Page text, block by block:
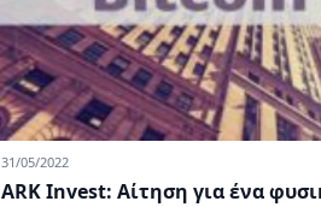
31/05/2022
ARK Invest: Αίτηση για ένα